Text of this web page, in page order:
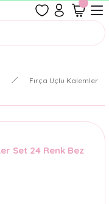
Fırça Uçlu Kalemler
Set 24 Renk Bez